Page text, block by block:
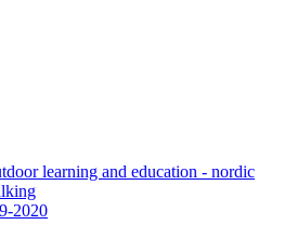
learning and education - nordic
2020